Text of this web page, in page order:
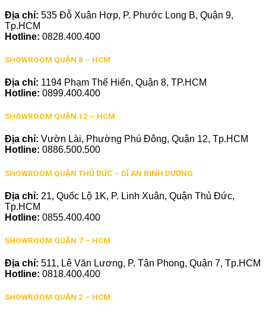
Địa chỉ: 535 Đỗ Xuân Hợp, P. Phước Long B, Quận 9,
Tp.HCM
Hotline: 0828.400.400
SHOWROOM QUẬN 8 – HCM
Địa chỉ: 1194 Phạm Thế Hiển, Quận 8, TP.HCM
Hotline: 0899.400.400
SHOWROOM QUẬN 12 – HCM
Địa chỉ: Vườn Lài, Phường Phú Đông, Quận 12, Tp.HCM
Hotline: 0886.500.500
SHOWROOM QUẬN THỦ ĐỨC – DĨ AN BÌNH DƯƠNG
Địa chỉ: 21, Quốc Lộ 1K, P. Linh Xuân, Quận Thủ Đức,
Tp.HCM
Hotline: 0855.400.400
SHOWROOM QUẬN 7 – HCM
Địa chỉ: 511, Lê Văn Lương, P. Tân Phong, Quận 7, Tp.HCM
Hotline: 0818.400.400
SHOWROOM QUẬN 2 – HCM: